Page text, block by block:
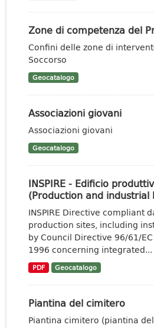
Zone di competenza del
Confini delle zone di
Soccorso
Geocatalogo
Associazioni giovani
Associazioni giovani
Geocatalogo
INSPIRE - Edificio
(Production and industrial
INSPIRE Directive compliant
production sites, including
by Council Directive 96/61/
1996 concerning integrated...
PDF Geocatalogo
Piantina del cimitero
Piantina cimitero (piantina